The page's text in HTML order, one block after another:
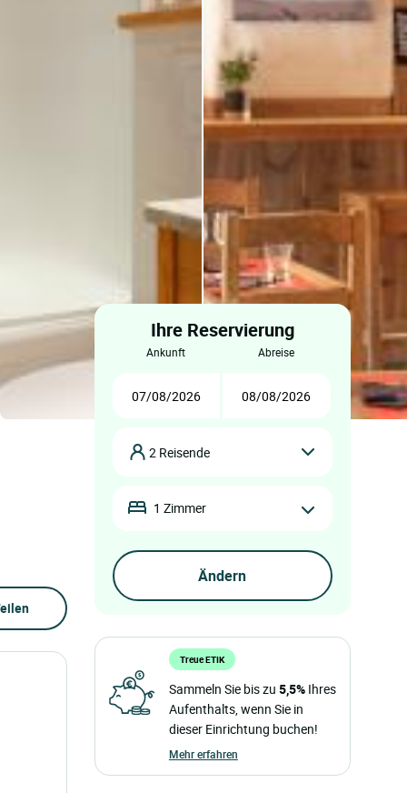
Ihre Reservierung
ankunft abreise
2 Reisende
1 Zimmer
Treue ETIK
Sammeln Sie bis zu 5,5%Ihres
Aufenthalts, wenn Sie in
dieser Einrichtung buchen!
Mehr erfahren